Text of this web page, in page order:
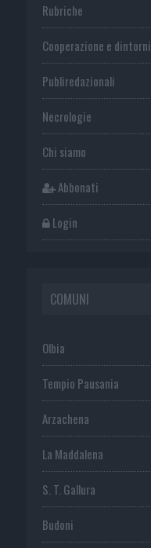
Rubriche
Cooperazione e dintorni
Publiredazionali
Necrologie
Chi siamo
Abbonati
Login
COMUNI
Olbia
Tempio Pausania
Arzachena
La Maddalena
S. T. Gallura
Budoni